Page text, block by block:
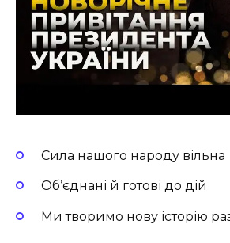
Сила нашого народу вільна
Об’єднані й готові до дій
Ми творимо нову історію